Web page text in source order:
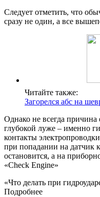
Следует отметить, что
сразу не один, а все
Читайте также:
Загорелся абс на
Однако не всегда причина
глубокой луже – именно
контакты
при попадании на датчик
остановится, а на
«Check Engine»
«Что делать при
Подробнее